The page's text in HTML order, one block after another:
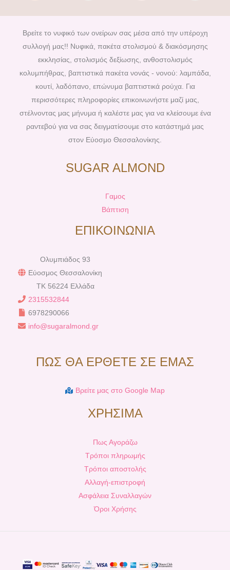
e
b
o
o
k
t
e
r
e
s
t
t
a
g
r
a
m
t
u
b
Βρείτε το νυφικό των ονείρων σας μέσα από την υπέροχη
συλλογή μας!! Νυφικά, πακέτα στολισμού & διακόσμησης
εκκλησίας, στολισμός δεξίωσης, ανθοστολισμός
κολυμπήθρας, βαπτιστικά πακέτα νονάς - νονού: λαμπάδα,
κουτί, λαδόπανο, επώνυμα βαπτιστικά ρούχα. Για
περισσότερες πληροφορίες επικοινωνήστε μαζί μας,
στέλνοντας μας μήνυμα ή καλέστε μας για να κλείσουμε ένα
ραντεβού για να σας δειγματίσουμε στο κατάστημά μας
στον Εύοσμο Θεσσαλονίκης.
SUGAR ALMOND
Γαμος
Βάπτιση
ΕΠΙΚΟΙΝΩΝΙΑ
Ολυμπιάδος 93
Εύοσμος Θεσσαλονίκη
TK 56224 Ελλάδα
2315532844
6978290066
info@sugaralmond.gr
ΠΩΣ ΘΑ ΕΡΘΕΤΕ ΣΕ ΕΜΑΣ
Βρείτε μας στο Google Map
ΧΡΗΣΙΜΑ
Πως Αγοράζω
Τρόποι πληρωμής
Τρόποι αποστολής
Αλλαγή-επιστροφή
Ασφάλεια Συναλλαγών
Όροι Χρήσης